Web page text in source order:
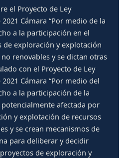
el Proyecto de Ley
Cámara “Por medio de la
a la participación en el
de exploración y explotación
renovables y se dictan otras
con el Proyecto de Ley
Cámara “Por medio del
a la participación de la
afectada por
y explotación de recursos
y se crean mecanismos de
para deliberar y decidir
de exploración y